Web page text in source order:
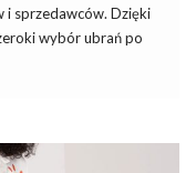
sprzedawców. Dzięki
wybór ubrań po
hurtowa, przyjrzymy